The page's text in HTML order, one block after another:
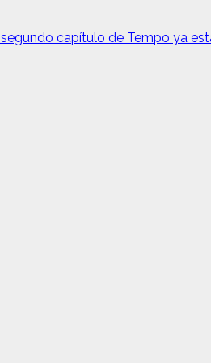
capítulo de Tempo ya